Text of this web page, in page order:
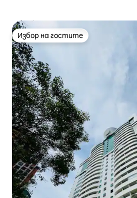
Избор на гостите
Избор на гостите